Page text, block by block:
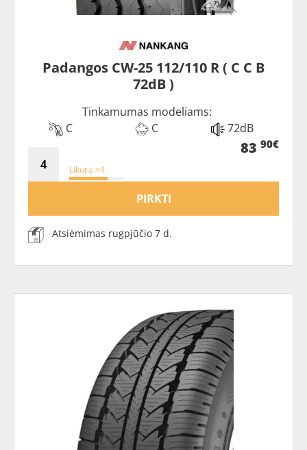
Padangos CW-25 112/110 R ( C C B
72dB )
Tinkamumas modeliams:
C
C 72dB
Likutis >4
83 90€
PIRKTI
Atsiėmimas rugpjūčio 7 d.